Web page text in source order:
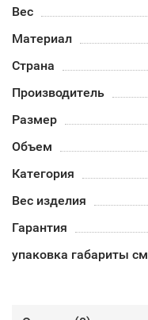
Вес
Материал
Страна
Производитель
Размер
Объем
Категория
Вес изделия
Гарантия
упаковка габариты см